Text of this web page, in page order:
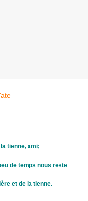
tienne, ami;
de temps nous reste
et de la tienne.